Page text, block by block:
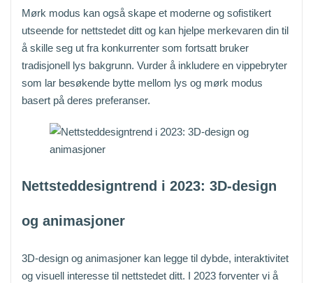
Mørk modus kan også skape et moderne og sofistikert
utseende for nettstedet ditt og kan hjelpe merkevaren din til
å skille seg ut fra konkurrenter som fortsatt bruker
tradisjonell lys bakgrunn. Vurder å inkludere en vippebryter
som lar besøkende bytte mellom lys og mørk modus
basert på deres preferanser.
Nettsteddesigntrend i 2023: 3D-design
og animasjoner
3D-design og animasjoner kan legge til dybde, interaktivitet
og visuell interesse til nettstedet ditt. I 2023 forventer vi å